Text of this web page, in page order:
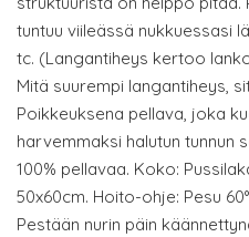
tuntuu viileässä nukkuessasi
tc. (Langantiheys kertoo
Mitä suurempi langantiheys,
Poikkeuksena pellava, joka
harvemmaksi halutun tunnun
100% pellavaa. Koko:
50x60cm. Hoito-ohje: Pesu
Pestään nurin päin